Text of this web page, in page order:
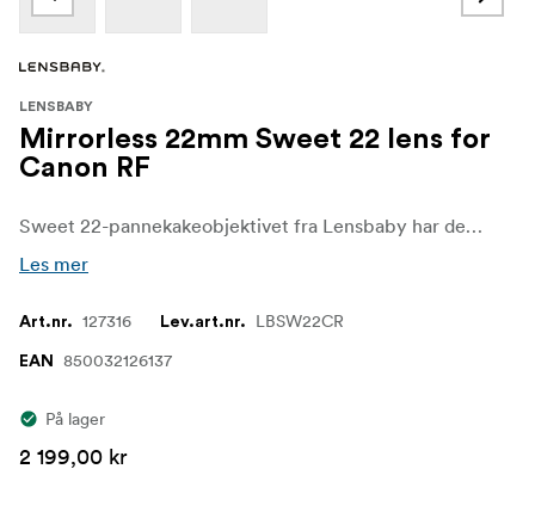
LENSBABY
Mirrorless 22mm Sweet 22 lens for
Canon RF
Sweet 22-pannekakeobjektivet fra Lensbaby har den minste sweet spot med mest uskarphet utenfor sweet spot av alle Lensbaby-objektiver. Med et kompakt, robust metallhus og innebygd fokus ned til 127 mm fra frontelementet gir dette nye, speilløse, kreative effektobjektivet dramatiske optiske effekter til stillbilder og videobilder som aldri før har vært mulig.
Les mer
Art.nr. 127316 Lev.art.nr. LBSW22CR
EAN 850032126137
På lager
2 199,00 kr